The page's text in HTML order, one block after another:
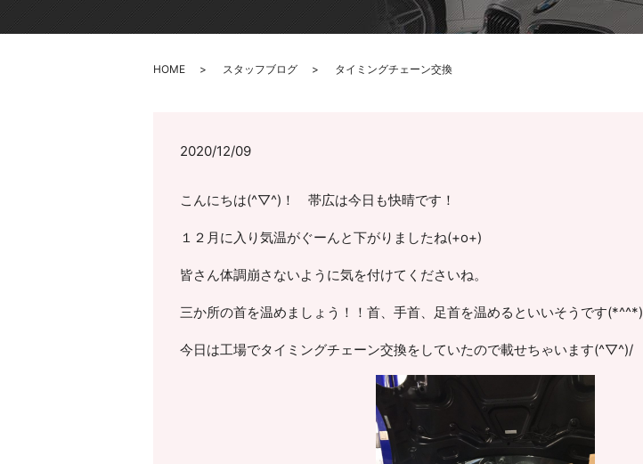
HOME スタッフブログ タイミングチェーン交換
2020/12/09
こんにちは(^▽^)！ 帯広は今日も快晴です！
１２月に入り気温がぐーんと下がりましたね(+o+)
皆さん体調崩さないように気を付けてくださいね。
三か所の首を温めましょう！！首、手首、足首を温めるといいそうです(*^^*)
今日は工場でタイミングチェーン交換をしていたので載せちゃいます(^▽^)/